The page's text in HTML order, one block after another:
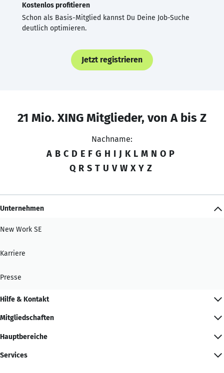
Kostenlos profitieren
Schon als Basis-Mitglied kannst Du Deine Job-Suche
deutlich optimieren.
Jetzt registrieren
21 Mio. XING Mitglieder, von A bis Z
Nachname:
A B C D E F G H I J K L M N O P
Q R S T U V W X Y Z
Unternehmen
New Work SE
Karriere
Presse
Hilfe & Kontakt
Mitgliedschaften
Hauptbereiche
Services